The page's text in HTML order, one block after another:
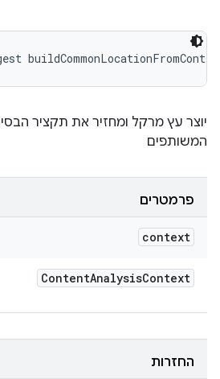
יוצר עץ מרקל ומחזיר את תקציר
המשותפים
פרמטרים
context
ContentAnalysisContext
החזרות